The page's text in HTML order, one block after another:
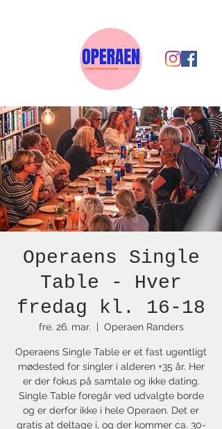
Operaens Single
Table - Hver
fredag kl. 16-18
fre. 26. mar.
  |
Operaen Randers
Operaens Single Table er et fast ugentligt
mødested for singler i alderen +35 år. Her
er der fokus på samtale og ikke dating.
Single Table foregår ved udvalgte borde
og er derfor ikke i hele Operaen. Det er
gratis at deltage i, og der kommer ca. 30-